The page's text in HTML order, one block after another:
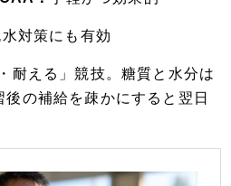
水対策にも有効
耐える」競技。糖質と水分は
の補給を疎かにすると翌日